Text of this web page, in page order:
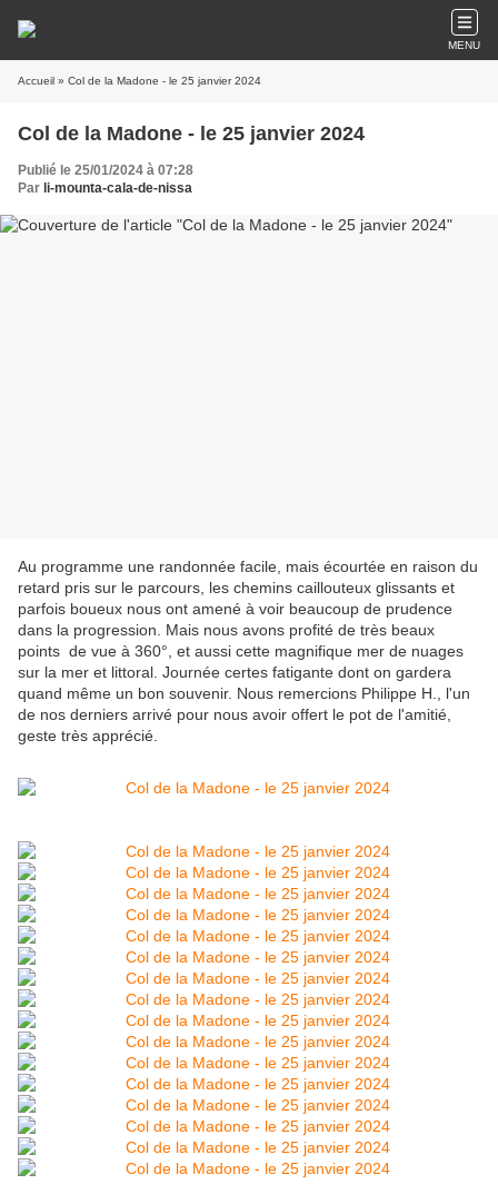
MENU
Accueil » Col de la Madone - le 25 janvier 2024
Col de la Madone - le 25 janvier 2024
Publié le 25/01/2024 à 07:28
Par li-mounta-cala-de-nissa
Au programme une randonnée facile, mais écourtée en raison du
retard pris sur le parcours, les chemins caillouteux glissants et
parfois boueux nous ont amené à voir beaucoup de prudence
dans la progression. Mais nous avons profité de très beaux
points de vue à 360°, et aussi cette magnifique mer de nuages
sur la mer et littoral. Journée certes fatigante dont on gardera
quand même un bon souvenir. Nous remercions Philippe H., l'un
de nos derniers arrivé pour nous avoir offert le pot de l'amitié,
geste très apprécié.